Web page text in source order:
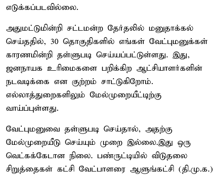
எடுக்கப்படவில்லை.
அதுமட்டுமின்றி சட்டமன்ற தேர்தலில் மனுதாக்கல்
செய்ததில், 30 தொகுதிகளில் எங்கள் வேட்புமனுக்கள்
காரணமின்றி தள்ளுபடி செய்யப்பட்டுள்ளது. இது,
ஜனநாயக உரிமைகளை பறிக்கிற ஆட்சியாளர்களின்
நடவடிக்கை என குற்றம் சாட்டுகிறோம்.
எல்லாத்துறைகளிலும் மேல்முறையீட்டிற்கு
வாய்ப்புள்ளது.
வேட்புமனுவை தள்ளுபடி செய்தால், அதற்கு
மேல்முறையீடு செய்யும் முறை இல்லை.இது ஒரு
வெட்கக்கேடான நிலை. பண்ருட்டியில் விடுதலை
சிறுத்தைகள் கட்சி வேட்பாளரை ஆளுங்கட்சி (தி.மு.க.)